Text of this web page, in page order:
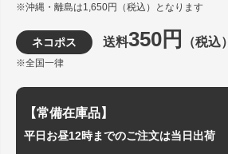
※沖縄・離島は1,650円（税込）となります
ネコポス 送料350円 （税込）
※全国一律
【常備在庫品】
平日お昼12時までのご注文は当日出荷